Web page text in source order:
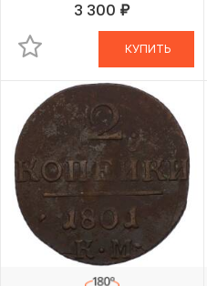
3 300 руб.
В КОРЗИНЕ
КУПИТЬ